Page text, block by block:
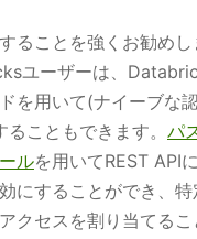
ることを強くお勧めし
ユーザーは、
を用いて(ナイーブな
こともできます。 パ
ルを用いてREST API
にすることができ、
クセスを割り当てるこ